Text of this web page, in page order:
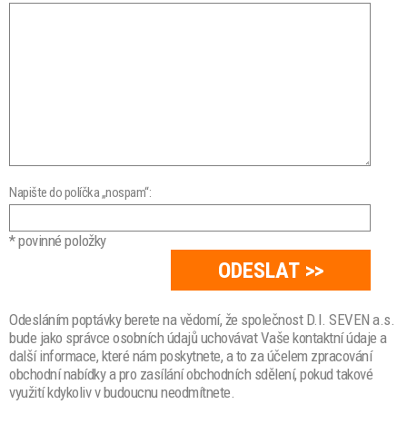
Napište do políčka „nospam“:
* povinné položky
Odesláním poptávky berete na vědomí, že společnost D.I. SEVEN a.s.
bude jako správce osobních údajů uchovávat Vaše kontaktní údaje a
další informace, které nám poskytnete, a to za účelem zpracování
obchodní nabídky a pro zasílání obchodních sdělení, pokud takové
využití kdykoliv v budoucnu neodmítnete.